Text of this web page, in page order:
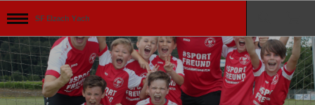
SF Elzach Yach